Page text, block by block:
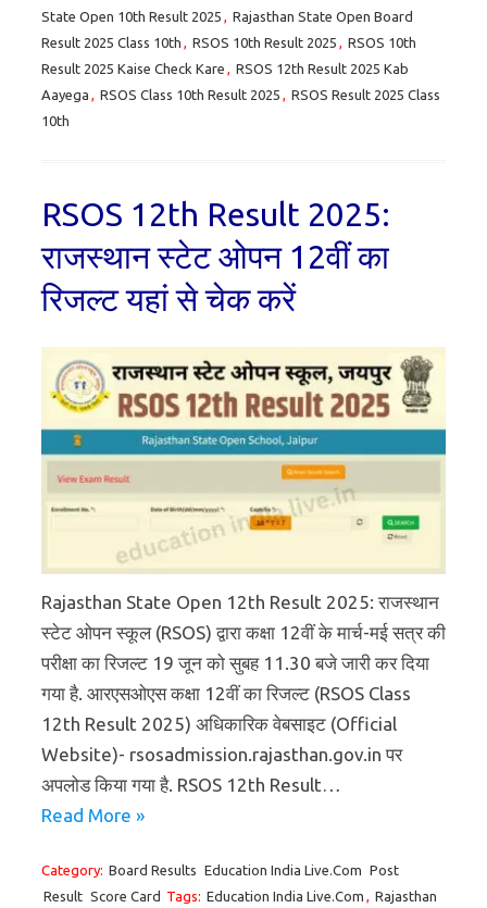
State Open 10th Result 2025 , Rajasthan State Open Board
Result 2025 Class 10th , RSOS 10th Result 2025 , RSOS 10th
Result 2025 Kaise Check Kare , RSOS 12th Result 2025 Kab
Aayega , RSOS Class 10th Result 2025 , RSOS Result 2025 Class
10th
RSOS 12th Result 2025:
राजस्थान स्टेट ओपन 12वीं का
रिजल्ट यहां से चेक करें
Rajasthan State Open 12th Result 2025: राजस्थान
स्टेट ओपन स्कूल (RSOS) द्वारा कक्षा 12वीं के मार्च-मई सत्र की
परीक्षा का रिजल्ट 19 जून को सुबह 11.30 बजे जारी कर दिया
गया है. आरएसओएस कक्षा 12वीं का रिजल्ट (RSOS Class
12th Result 2025) अधिकारिक वेबसाइट (Official
Website)- rsosadmission.rajasthan.gov.in पर
अपलोड किया गया है. RSOS 12th Result…
Read More »
Category: Board Results Education India Live.Com Post
Result Score Card Tags: Education India Live.Com , Rajasthan